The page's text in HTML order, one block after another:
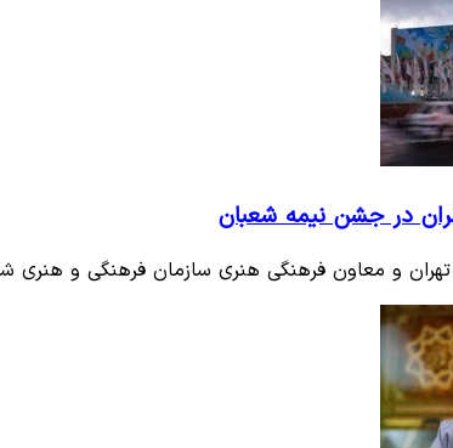
در جشن نیمه شعبان
و معاون فرهنگی هنری سازمان فرهنگی و هنری